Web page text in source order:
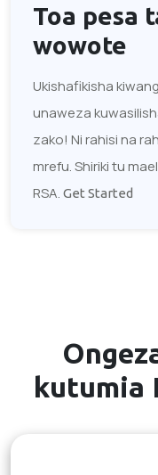
Toa pesa
wowote
Ukishafikisha
unaweza
zako! Ni rahisi na
mrefu. Shiriki tu
RSA. Get Started
kutumia